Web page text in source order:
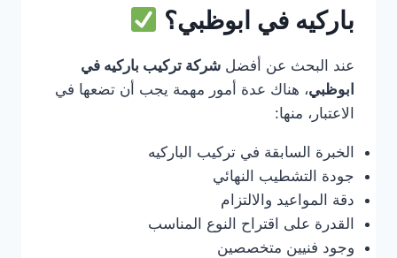
باركيه في ابوظبي؟
عند البحث عن أفضل شركة تركيب باركيه في
ابوظبي، هناك عدة أمور مهمة يجب أن تضعها في
الاعتبار، منها:
الخبرة السابقة في تركيب الباركيه
جودة التشطيب النهائي
دقة المواعيد والالتزام
القدرة على اقتراح النوع المناسب
وجود فنيين متخصصين